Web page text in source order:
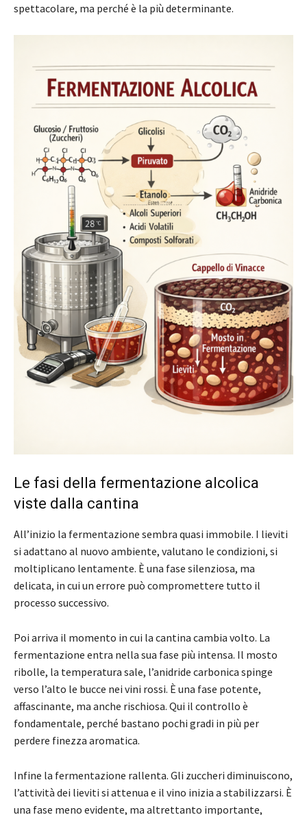
spettacolare, ma perché è la più determinante.
Le fasi della fermentazione alcolica
viste dalla cantina
All’inizio la fermentazione sembra quasi immobile. I lieviti
si adattano al nuovo ambiente, valutano le condizioni, si
moltiplicano lentamente. È una fase silenziosa, ma
delicata, in cui un errore può compromettere tutto il
processo successivo.
Poi arriva il momento in cui la cantina cambia volto. La
fermentazione entra nella sua fase più intensa. Il mosto
ribolle, la temperatura sale, l’anidride carbonica spinge
verso l’alto le bucce nei vini rossi. È una fase potente,
affascinante, ma anche rischiosa. Qui il controllo è
fondamentale, perché bastano pochi gradi in più per
perdere finezza aromatica.
Infine la fermentazione rallenta. Gli zuccheri diminuiscono,
l’attività dei lieviti si attenua e il vino inizia a stabilizzarsi. È
una fase meno evidente, ma altrettanto importante,